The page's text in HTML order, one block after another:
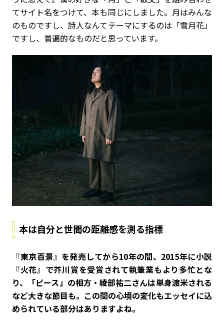
てサイト名をつけて、本も同じにしました。月はみんな
のものですし、詩人なんてテーマにするのは「雪月花」
ですし、普遍的なものだと思っています。
本は自分と世間の距離感を測る指標
――『東京百景』を発売してから10年の間、2015年に小説
『火花』で芥川賞を受賞されて執筆業もより多忙とな
り、「ピース」の相方・綾部祐二さんは単身渡米される
など大きな節目も。この間の心境の変化もエッセイに込
められている部分はありますよね。